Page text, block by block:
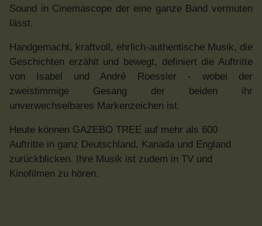
Sound in Cinemascope der eine ganze Band vermuten
lässt.
Handgemacht, kraftvoll, ehrlich-authentische Musik, die
Geschichten erzählt und bewegt, definiert die Auftritte
von Isabel und André Roessler - wobei der
zweistimmige Gesang der beiden ihr
unverwechselbares Markenzeichen ist.
Heute können GAZEBO TREE auf mehr als 600
Auftritte in ganz Deutschland, Kanada und England
zurückblicken. Ihre Musik ist zudem in TV und
Kinofilmen zu hören.